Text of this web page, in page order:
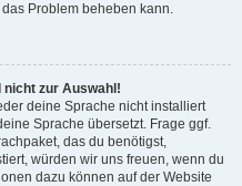
Problem beheben kann.
nicht zur Auswahl!
deine Sprache nicht installiert
Sprache übersetzt. Frage ggf.
das du benötigst,
würden wir uns freuen, wenn du
dazu können auf der Website